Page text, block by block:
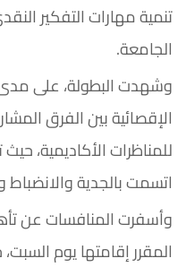
تنمية مهارات التفكير
الجامعة.
وشهدت البطولة، على مدى
الإقصائية بين الفرق
اتسمت بالجدية والانضباط
المقرر إقامتها يوم